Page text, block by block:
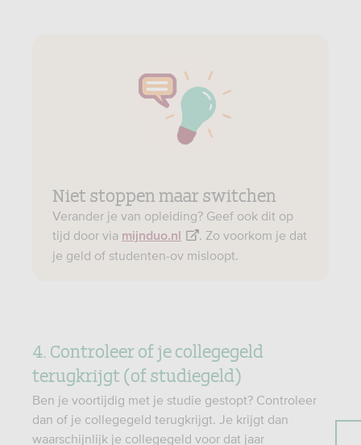
Niet stoppen maar switchen
Verander je van opleiding? Geef ook dit op
tijd door via mijnduo.nl
. Zo voorkom je dat
je geld of studenten-ov misloopt.
4. Controleer of je collegegeld
terugkrijgt (of studiegeld)
Ben je voortijdig met je studie gestopt? Controleer
dan of je collegegeld terugkrijgt. Je krijgt dan
waarschijnlijk je collegegeld voor dat jaar